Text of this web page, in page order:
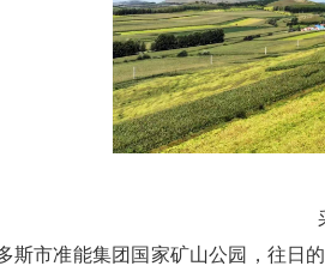
斯市准能集团国家矿山公园，往日